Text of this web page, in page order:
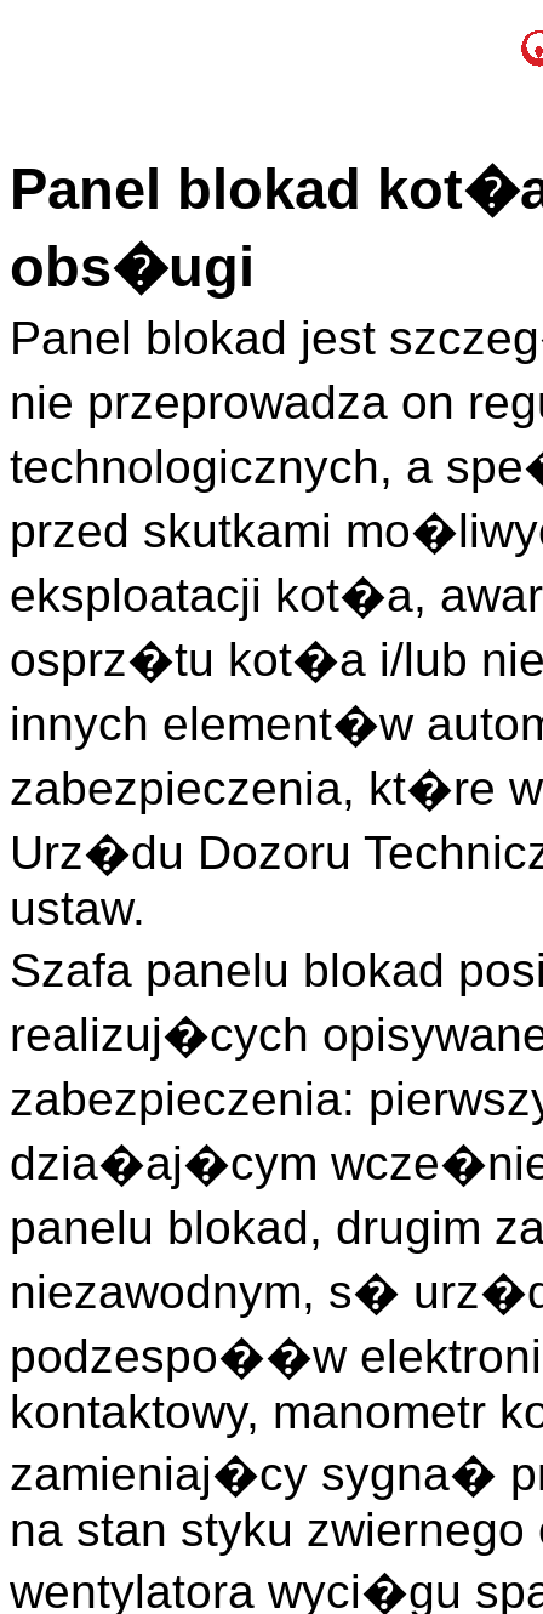
Panel blokad
obs�ugi
Panel blokad jest
nie przeprowadza on
technologicznych, a
przed skutkami
eksploatacji kot�a,
osprz�tu kot�a i/lub
innych element�w
zabezpieczenia, kt�re
Urz�du Dozoru
ustaw.
Szafa panelu blokad
realizuj�cych
zabezpieczenia:
dzia�aj�cym
panelu blokad, drugim
niezawodnym, s�
podzespo��w
kontaktowy, manometr
zamieniaj�cy sygna�
na stan styku
wentylatora wyci�gu